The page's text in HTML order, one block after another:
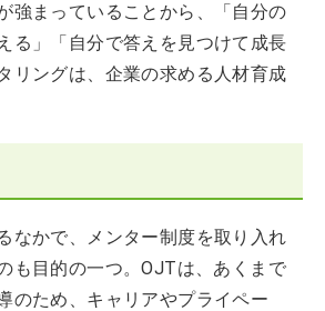
強まっていることから、「自分の
る」「自分で答えを見つけて成長
リングは、企業の求める人材育成
なかで、メンター制度を取り入れ
も目的の一つ。OJTは、あくまで
のため、キャリアやプライペー